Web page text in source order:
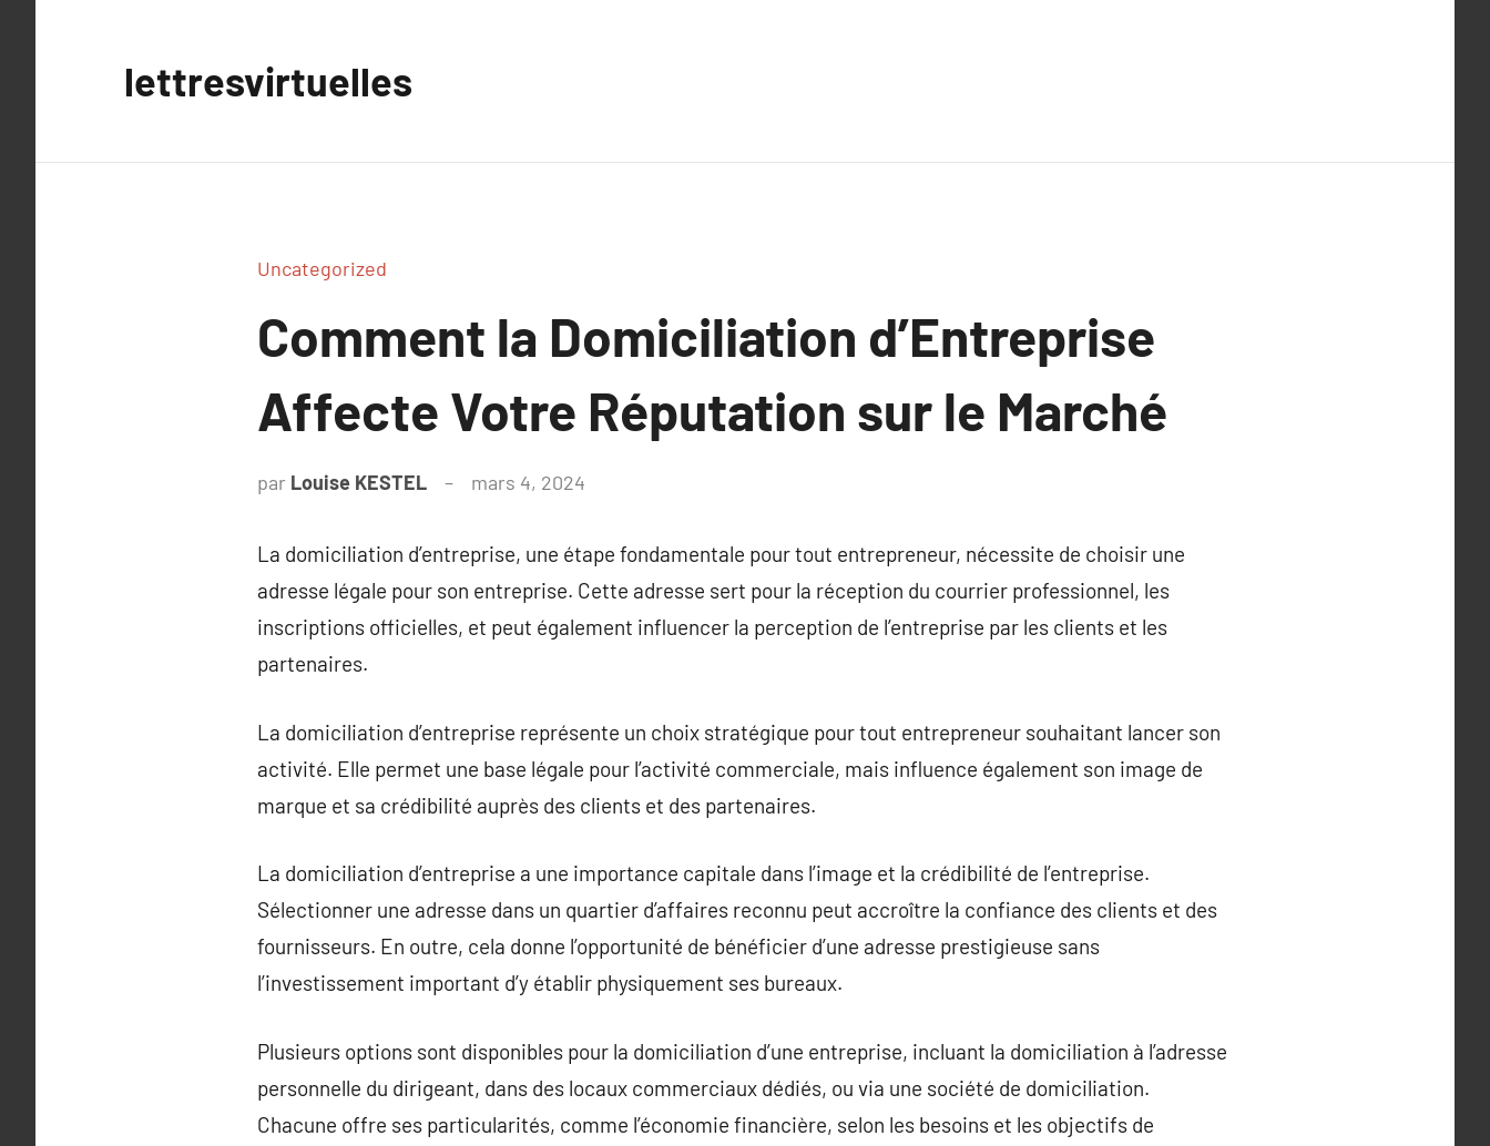
lettresvirtuelles
Uncategorized
Comment la Domiciliation d’Entreprise
Affecte Votre Réputation sur le Marché
par Louise KESTEL mars 4, 2024
La domiciliation d’entreprise, une étape fondamentale pour tout entrepreneur, nécessite de choisir une
adresse légale pour son entreprise. Cette adresse sert pour la réception du courrier professionnel, les
inscriptions officielles, et peut également influencer la perception de l’entreprise par les clients et les
partenaires.
La domiciliation d’entreprise représente un choix stratégique pour tout entrepreneur souhaitant lancer son
activité. Elle permet une base légale pour l’activité commerciale, mais influence également son image de
marque et sa crédibilité auprès des clients et des partenaires.
La domiciliation d’entreprise a une importance capitale dans l’image et la crédibilité de l’entreprise.
Sélectionner une adresse dans un quartier d’affaires reconnu peut accroître la confiance des clients et des
fournisseurs. En outre, cela donne l’opportunité de bénéficier d’une adresse prestigieuse sans
l’investissement important d’y établir physiquement ses bureaux.
Plusieurs options sont disponibles pour la domiciliation d’une entreprise, incluant la domiciliation à l’adresse
personnelle du dirigeant, dans des locaux commerciaux dédiés, ou via une société de domiciliation.
Chacune offre ses particularités, comme l’économie financière, selon les besoins et les objectifs de